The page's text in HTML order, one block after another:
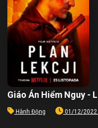
Giáo Án Hiểm Nguy -
Hành Động 01/12/2022